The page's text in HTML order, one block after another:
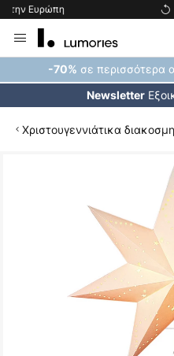
Δωρεάν
Μετάβαση
στο
περιεχόμενο
-70% σε περισσότερα
Newsletter
Χριστουγεννιάτικα